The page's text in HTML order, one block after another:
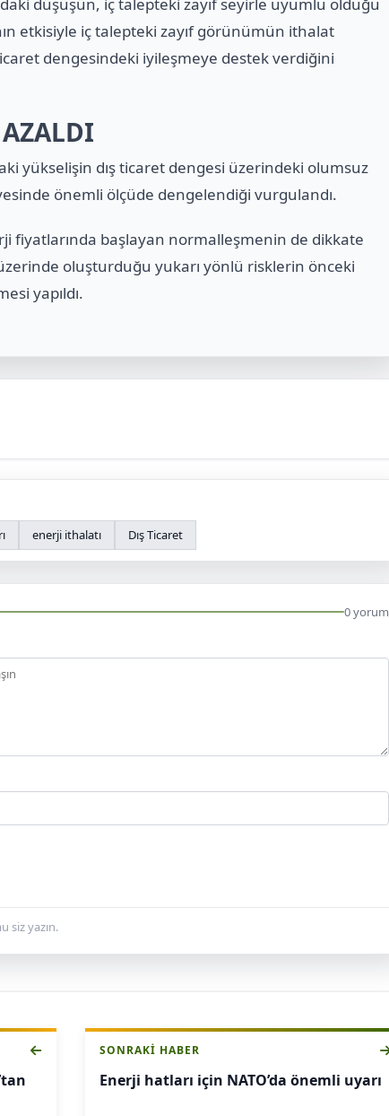
düşüşün, iç talepteki zayıf seyirle uyumlu olduğu
etkisiyle iç talepteki zayıf görünümün ithalat
dengesindeki iyileşmeye destek verdiğini
yükselişin dış ticaret dengesi üzerindeki olumsuz
önemli ölçüde dengelendiği vurgulandı.
fiyatlarında başlayan normalleşmenin de dikkate
üzerinde oluşturduğu yukarı yönlü risklerin önceki
yapıldı.
enerji ithalatı Dış Ticaret
0 yorum
siz yazın.
SONRAKI HABER
Enerji hatları için NATO’da önemli uyarı